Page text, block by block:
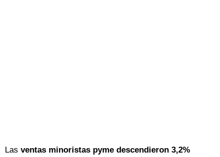
Las ventas minoristas pyme descendieron 3,2%